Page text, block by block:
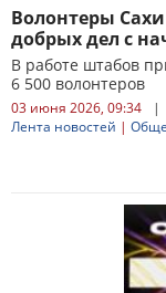
Волонтеры
добрых дел с
В работе штабов
6 500 волонтеров
03 июня 2026, 09:34 |
Лента новостей |